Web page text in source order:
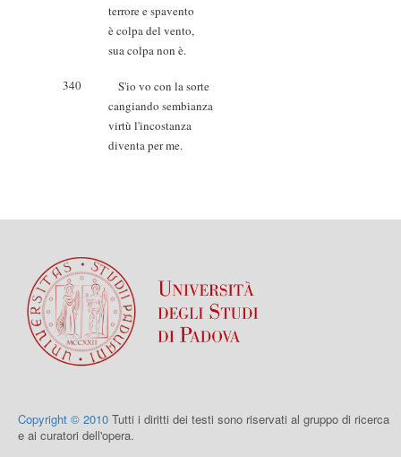
terrore e spavento
è colpa del vento,
sua colpa non è.
340
S'io vo con la sorte
cangiando sembianza
virtù l'incostanza
diventa per me.
Copyright © 2010 Tutti i diritti dei testi sono riservati al gruppo di ricerca
e ai curatori dell'opera.